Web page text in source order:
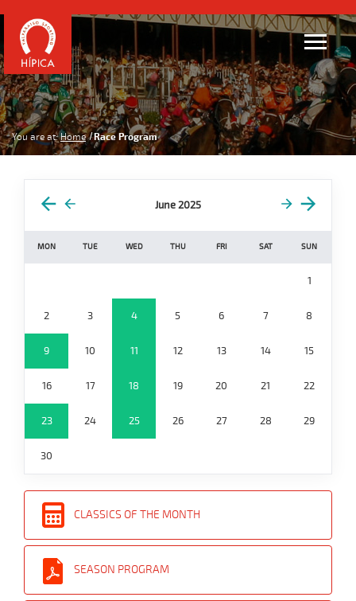
You are at: Home Race Program
June 2025
MON TUE WED THU FRI SAT SUN
1
2 3 4 5 6 7 8
9 10 11 12 13 14 15
16 17 18 19 20 21 22
23 24 25 26 27 28 29
30
CLASSICS OF THE MONTH
SEASON PROGRAM